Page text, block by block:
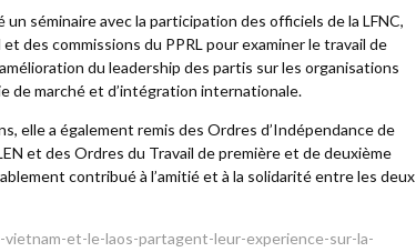
un séminaire avec la participation des officiels de la LFNC,
des commissions du PPRL pour examiner le travail de
du leadership des partis sur les organisations
de marché et d’intégration internationale.
elle a également remis des Ordres d’Indépendance de
et des Ordres du Travail de première et de deuxième
contribué à l’amitié et à la solidarité entre les deux
et-le-laos-partagent-leur-experience-sur-la-